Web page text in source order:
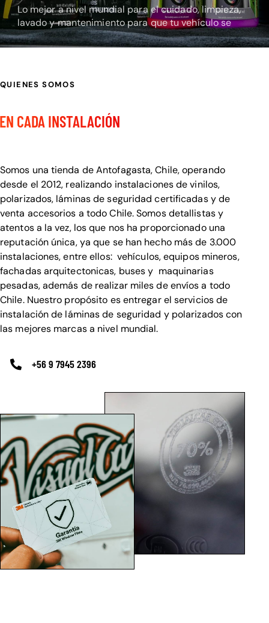
Lo mejor a nivel mundial para el cuidado, limpieza,
lavado y mantenimiento para que tu vehículo se
mantenga radiante.
QUIENES SOMOS
EN CADA INSTALACIÓN
Somos una tienda de Antofagasta, Chile, operando
desde el 2012, realizando instalaciones de vinilos,
polarizados, láminas de seguridad certificadas y de
venta accesorios a todo Chile. Somos detallistas y
atentos a la vez, los que nos ha proporcionado una
reputación única, ya que se han hecho más de 3.000
instalaciones, entre ellos: vehículos, equipos mineros,
fachadas arquitectonicas, buses y maquinarias
pesadas, además de realizar miles de envíos a todo
Chile. Nuestro propósito es entregar el servicios de
instalación de láminas de seguridad y polarizados con
las mejores marcas a nivel mundial.
+56 9 7945 2396